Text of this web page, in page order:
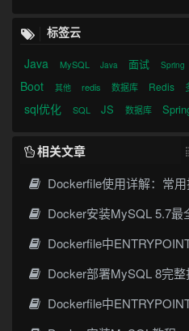
标签云
Java MySQL Java 面试 Spring
Boot
其他 redis 数据库 Redis
sql优化 SQL JS 数据库
相关文章
Dockerfile使用详解：常
Docker安装MySQL 5.7最全
Dockerfile中
Docker部署MySQL 8完
Dockerfile中